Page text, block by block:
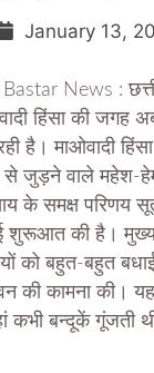
January 13,
Bastar News :
हिंसा की जगह
है। माओवादी
से जुड़ने वाले महेश-
के समक्ष परिणय
शुरूआत की है।
को बहुत-बहुत
की कामना की।
कभी बन्दूकें गूंजती